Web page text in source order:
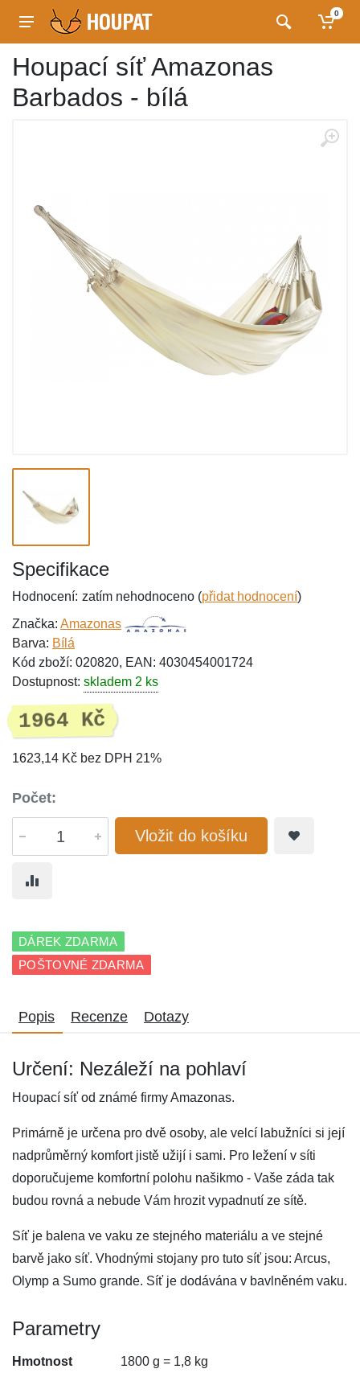
0
Houpací síť Amazonas
Barbados - bílá
Specifikace
Hodnocení: zatím nehodnoceno (přidat hodnocení)
Značka: Amazonas
Barva: Bílá
Kód zboží: 020820, EAN: 4030454001724
Dostupnost: skladem 2 ks
1964 Kč
1623,14 Kč bez DPH 21%
Počet:
Vložit do košíku
DÁREK ZDARMA
POŠTOVNÉ ZDARMA
Popis Recenze Dotazy
Určení: Nezáleží na pohlaví
Houpací síť od známé firmy Amazonas.
Primárně je určena pro dvě osoby, ale velcí labužníci si její
nadprůměrný komfort jistě užijí i sami. Pro ležení v síti
doporučujeme komfortní polohu našikmo - Vaše záda tak
budou rovná a nebude Vám hrozit vypadnutí ze sítě.
Síť je balena ve vaku ze stejného materiálu a ve stejné
barvě jako síť. Vhodnými stojany pro tuto síť jsou: Arcus,
Olymp a Sumo grande. Síť je dodávána v bavlněném vaku.
Parametry
Hmotnost 1800 g = 1,8 kg